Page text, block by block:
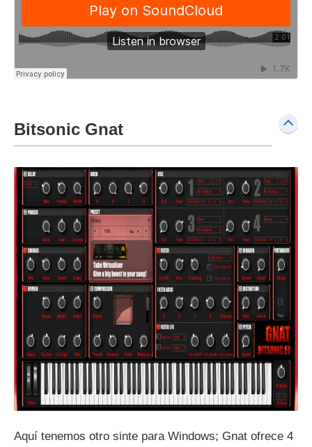
Bitsonic Gnat
Aquí tenemos otro sinte para Windows; Gnat ofrece 4